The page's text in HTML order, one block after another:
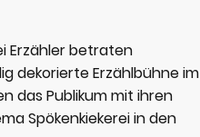
Erzähler betraten
dekorierte Erzählbühne im
das Publikum mit ihren
Spökenkiekerei in den